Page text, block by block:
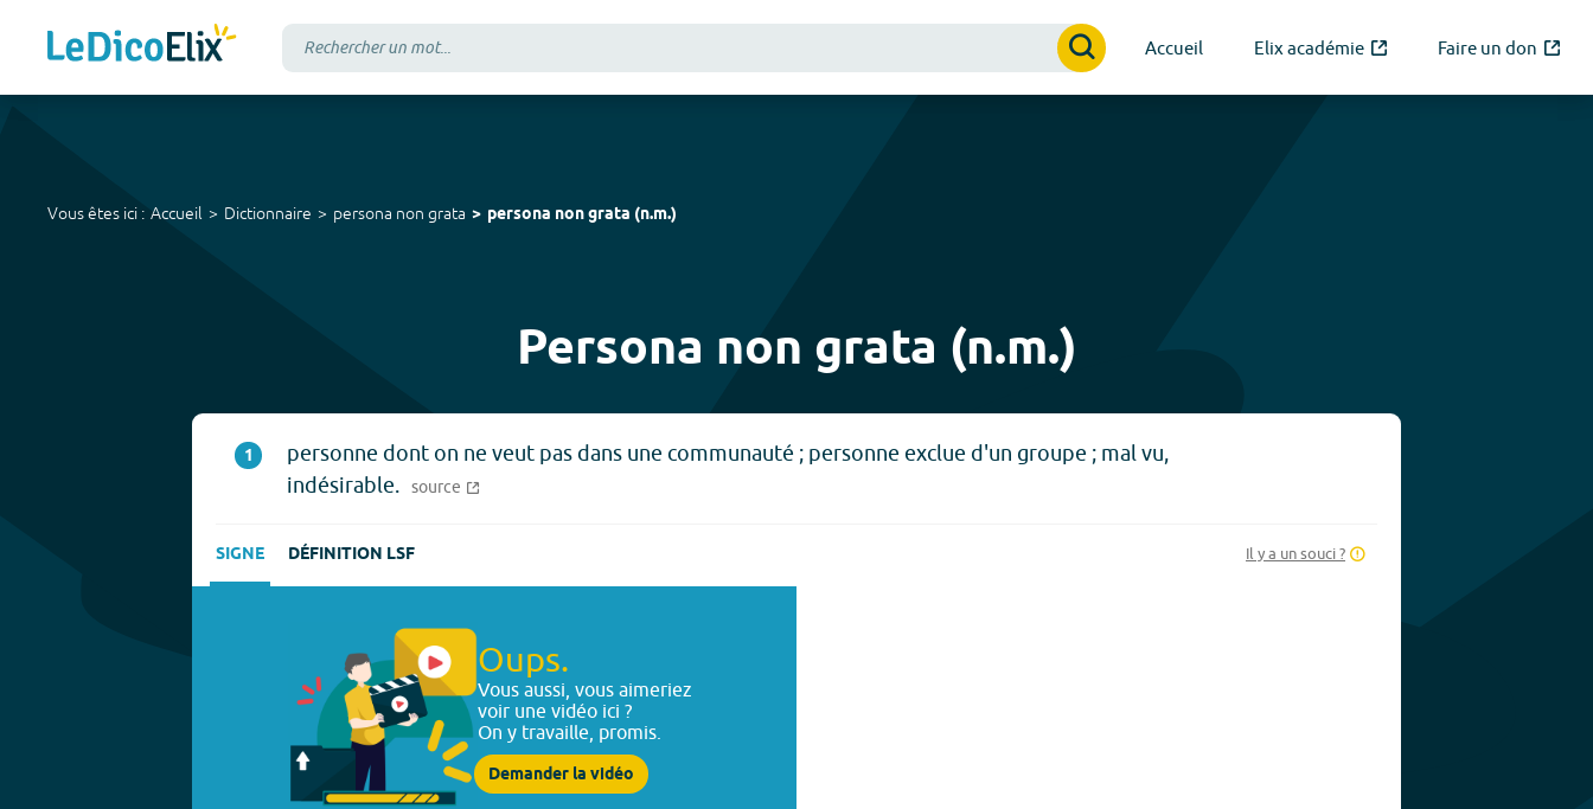
Accueil Elix académie Faire un don
Vous êtes ici : Accueil Dictionnaire persona non grata persona non grata (n.m.)
Persona non grata (n.m.)
1
personne dont on ne veut pas dans une communauté ; personne exclue d'un groupe ; mal vu,
indésirable. source
SIGNE DÉFINITION LSF Il y a un souci ?
Oups.
Vous aussi, vous aimeriez
voir une vidéo ici ?
On y travaille, promis.
Demander la vidéo